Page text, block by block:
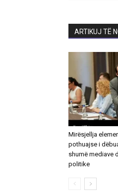
ARTIKUJ TË
Mirësjellja
pothuajse i
shumë mediave
politike